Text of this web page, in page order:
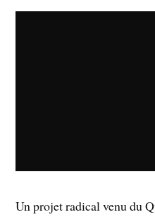
Un projet radical venu du